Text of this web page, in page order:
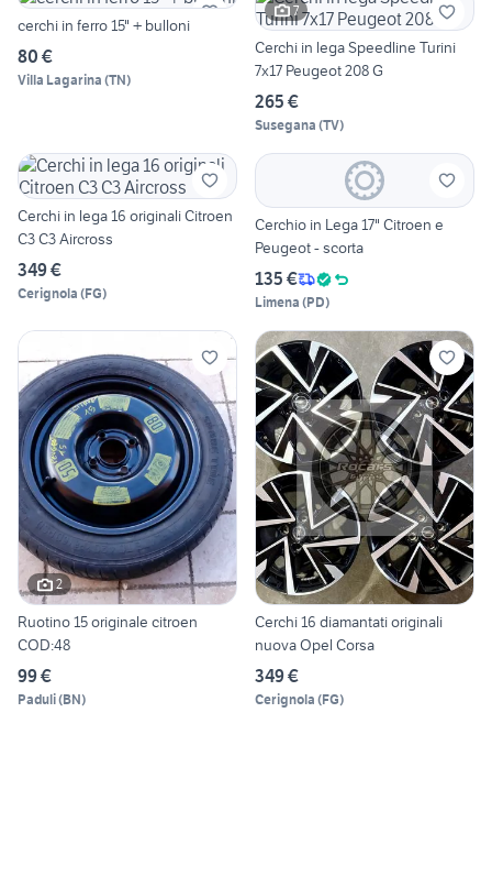
cerchi in ferro 15" + bulloni
80 €
Villa Lagarina (TN)
7
Cerchi in lega Speedline Turini
7x17 Peugeot 208 G
265 €
Susegana (TV)
Cerchi in lega 16 originali Citroen
C3 C3 Aircross
349 €
Cerignola (FG)
Cerchio in Lega 17" Citroen e
Peugeot - scorta
135 €
Limena (PD)
2
Ruotino 15 originale citroen
COD:48
99 €
Paduli(BN)
Cerchi 16 diamantati originali
nuova Opel Corsa
349 €
Cerignola (FG)